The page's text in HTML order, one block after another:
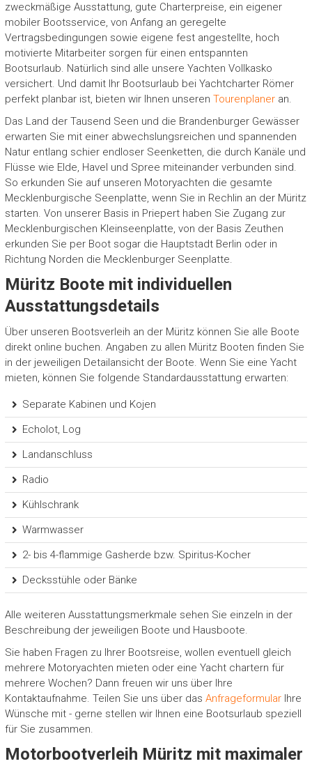
zweckmäßige Ausstattung, gute Charterpreise, ein eigener
mobiler Bootsservice, von Anfang an geregelte
Vertragsbedingungen sowie eigene fest angestellte, hoch
motivierte Mitarbeiter sorgen für einen entspannten
Bootsurlaub. Natürlich sind alle unsere Yachten Vollkasko
versichert. Und damit Ihr Bootsurlaub bei Yachtcharter Römer
perfekt planbar ist, bieten wir Ihnen unseren Tourenplaneran.
Das Land der Tausend Seen und die Brandenburger Gewässer
erwarten Sie mit einer abwechslungsreichen und spannenden
Natur entlang schier endloser Seenketten, die durch Kanäle und
Flüsse wie Elde, Havel und Spree miteinander verbunden sind.
So erkunden Sie auf unseren Motoryachten die gesamte
Mecklenburgische Seenplatte, wenn Sie in Rechlin an der Müritz
starten. Von unserer Basis in Priepert haben Sie Zugang zur
Mecklenburgischen Kleinseenplatte, von der Basis Zeuthen
erkunden Sie per Boot sogar die Hauptstadt Berlin oder in
Richtung Norden die Mecklenburger Seenplatte.
Müritz Boote mit individuellen
Ausstattungsdetails
Über unseren Bootsverleih an der Müritz können Sie alle Boote
direkt online buchen. Angaben zu allen Müritz Booten finden Sie
in der jeweiligen Detailansicht der Boote. Wenn Sie eine Yacht
mieten, können Sie folgende Standardausstattung erwarten:
Separate Kabinen und Kojen
Echolot, Log
Landanschluss
Radio
Kühlschrank
Warmwasser
2- bis 4-flammige Gasherde bzw. Spiritus-Kocher
Decksstühle oder Bänke
Alle weiteren Ausstattungsmerkmale sehen Sie einzeln in der
Beschreibung der jeweiligen Boote und Hausboote.
Sie haben Fragen zu Ihrer Bootsreise, wollen eventuell gleich
mehrere Motoryachten mieten oder eine Yacht chartern für
mehrere Wochen? Dann freuen wir uns über Ihre
Kontaktaufnahme. Teilen Sie uns über das AnfrageformularIhre
Wünsche mit - gerne stellen wir Ihnen eine Bootsurlaub speziell
für Sie zusammen.
Motorbootverleih Müritz mit maximaler